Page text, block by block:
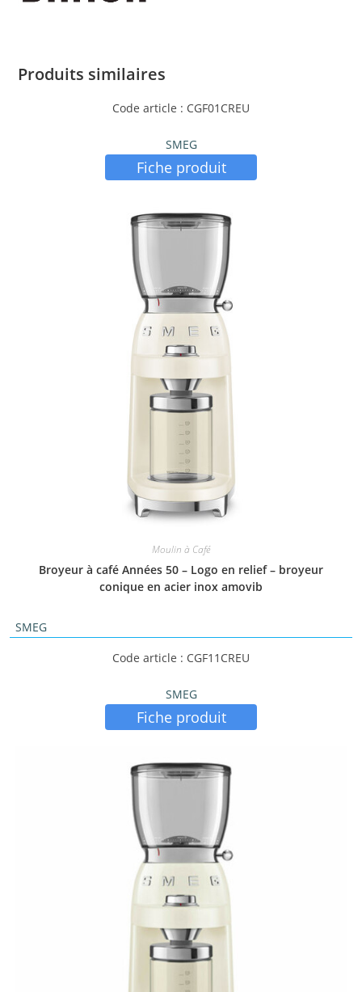
Produits similaires
Code article : CGF01CREU
SMEG
Fiche produit
Moulin à Café
Broyeur à café Années 50 – Logo en relief – broyeur
conique en acier inox amovib
SMEG
Code article : CGF11CREU
SMEG
Fiche produit